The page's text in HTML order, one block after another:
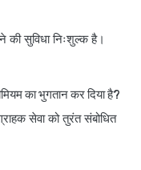
की सुविधा निःशुल्क है।
का भुगतान कर दिया है?
सेवा को तुरंत संबोधित